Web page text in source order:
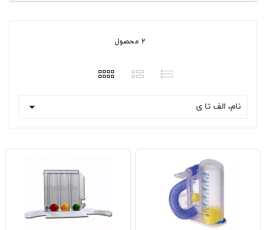
2 محصول
نام، الف تا ی 